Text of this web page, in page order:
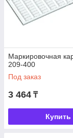
Маркировочная
209-400
Под заказ
3 464 ₸
Купить